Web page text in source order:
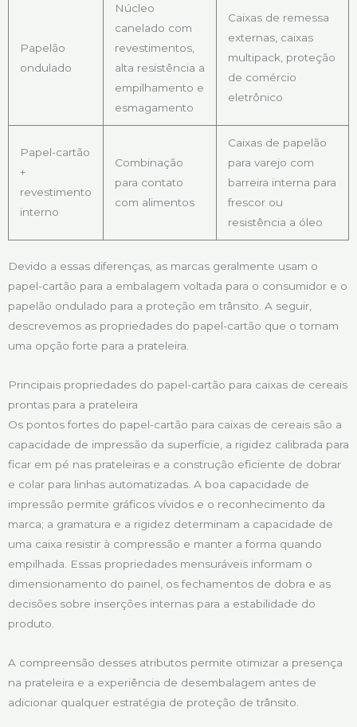
Papelão
ondulado
Núcleo
canelado com
revestimentos,
alta resistência a
empilhamento e
esmagamento
Caixas de remessa
externas, caixas
multipack, proteção
de comércio
eletrônico
Papel-cartão
+
revestimento
interno
Combinação
para contato
com alimentos
Caixas de papelão
para varejo com
barreira interna para
frescor ou
resistência a óleo
Devido a essas diferenças, as marcas geralmente usam o
papel-cartão para a embalagem voltada para o consumidor e o
papelão ondulado para a proteção em trânsito. A seguir,
descrevemos as propriedades do papel-cartão que o tornam
uma opção forte para a prateleira.
Principais propriedades do papel-cartão para caixas de cereais
prontas para a prateleira
Os pontos fortes do papel-cartão para caixas de cereais são a
capacidade de impressão da superfície, a rigidez calibrada para
ficar em pé nas prateleiras e a construção eficiente de dobrar
e colar para linhas automatizadas. A boa capacidade de
impressão permite gráficos vívidos e o reconhecimento da
marca; a gramatura e a rigidez determinam a capacidade de
uma caixa resistir à compressão e manter a forma quando
empilhada. Essas propriedades mensuráveis informam o
dimensionamento do painel, os fechamentos de dobra e as
decisões sobre inserções internas para a estabilidade do
produto.
A compreensão desses atributos permite otimizar a presença
na prateleira e a experiência de desembalagem antes de
adicionar qualquer estratégia de proteção de trânsito.